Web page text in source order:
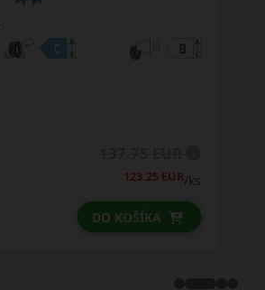
152.50 EUR/ks
DO KOŠÍKA